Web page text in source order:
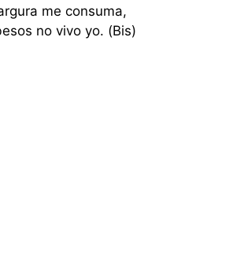
me consuma,
no vivo yo. (Bis)